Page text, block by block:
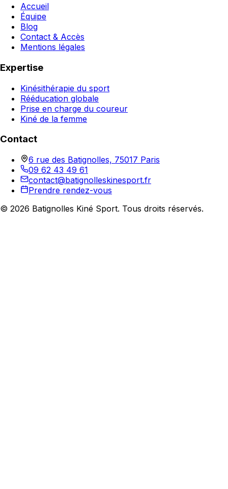
Accueil
Équipe
Blog
Contact & Accès
Mentions légales
Expertise
Kinésithérapie du sport
Rééducation globale
Prise en charge du coureur
Kiné de la femme
Contact
6 rue des Batignolles, 75017 Paris
09 62 43 49 61
contact@batignolleskinesport.fr
Prendre rendez-vous
© 2026 Batignolles Kiné Sport. Tous droits réservés.